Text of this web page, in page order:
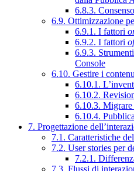
6.8.3.
6.9. Ottimizzazione
6.9.1. I fattori
6.9.2. I fattori
6.9.3.
Console
6.10. Gestire i
6.10.1.
6.10.2.
6.10.3.
6.10.4.
7. Progettazione
7.1. Caratteristiche
7.2. User stories per
7.2.1.
7.3. Flussi di